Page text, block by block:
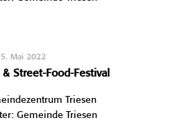
Mai 2022
Street-Food-Festival
Triesen
Gemeinde Triesen